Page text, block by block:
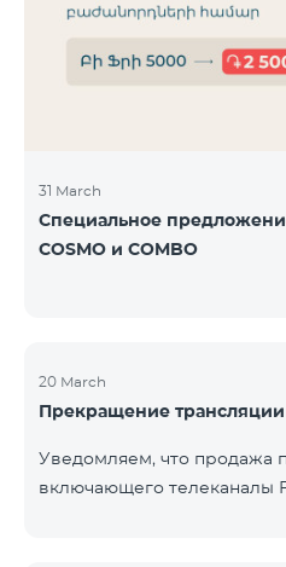
31 March
Специальное
COSMO и COMBO
20 March
Прекращение трансляции
Уведомляем, что продажа
включающего телеканалы